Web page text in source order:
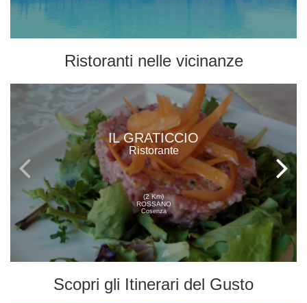
Ristoranti nelle vicinanze
IL GRATICCIO
Ristorante
(2 Km)
ROSSANO
Cosenza
Scopri gli Itinerari del Gusto